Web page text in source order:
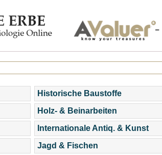
Historische Baustoffe
Holz- & Beinarbeiten
Internationale Antiq. & Kunst
Jagd & Fischen